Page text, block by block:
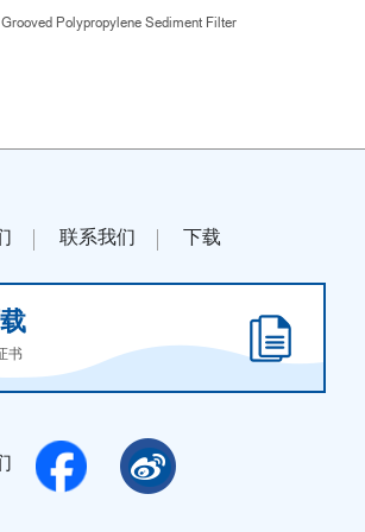
Grooved Polypropylene Sediment Filter
联系我们 下载
载
书